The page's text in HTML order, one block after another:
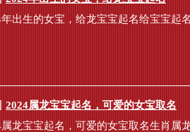
年出生的女宝，给龙宝宝起名给宝宝起
2024属龙宝宝起名，可爱的女宝取名
属龙宝宝起名，可爱的女宝取名生肖属